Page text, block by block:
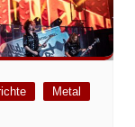
Metal